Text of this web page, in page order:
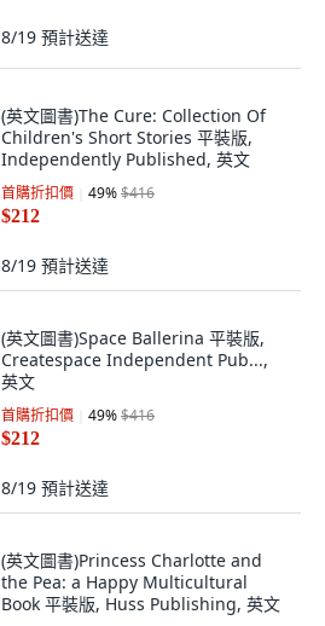
8/19 預計送達
(英文圖書)The Cure: Collection Of
Children's Short Stories 平裝版,
Independently Published, 英文
首購折扣價 49%$416
$212
8/19 預計送達
(英文圖書)Space Ballerina 平裝版,
Createspace Independent Pub...,
英文
首購折扣價 49%$416
$212
8/19 預計送達
(英文圖書)Princess Charlotte and
the Pea: a Happy Multicultural
Book 平裝版, Huss Publishing, 英文